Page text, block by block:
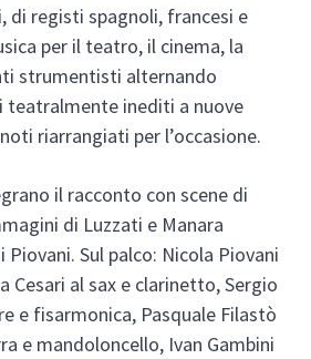
di registi spagnoli, francesi e
per il teatro, il cinema, la
strumentisti alternando
teatralmente inediti a nuove
riarrangiati per l’occasione.
il racconto con scene di
di Luzzati e Manara
Piovani. Sul palco: Nicola Piovani
Cesari al sax e clarinetto, Sergio
e fisarmonica, Pasquale Filastò
e mandoloncello, Ivan Gambini